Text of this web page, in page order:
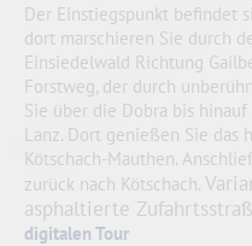
Der Einstiegspunkt befindet
dort marschieren Sie durch
Einsiedelwald Richtung
Forstweg, der durch
Sie über die Dobra bis
Lanz. Dort genießen Sie das
Kötschach-Mauthen.
zurück nach Kötschach.
asphaltierte
digitalen Tour